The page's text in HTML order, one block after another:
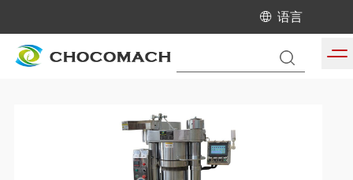
语言
当前位置: 首页/产品中心 芝麻香油机生产线